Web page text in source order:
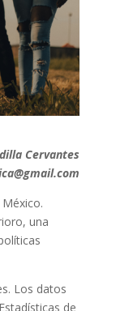
Cervantes
una
Los datos
de